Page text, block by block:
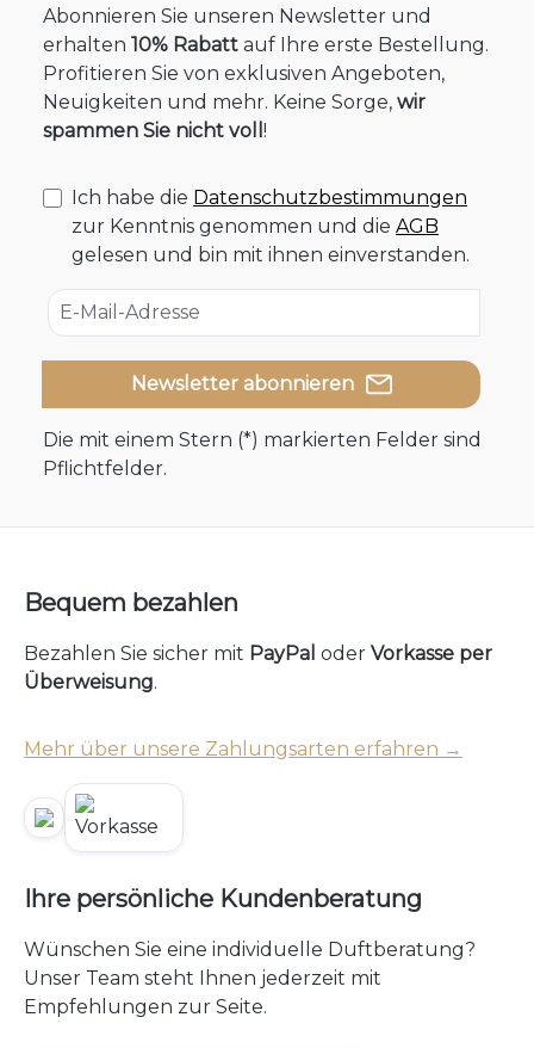
Abonnieren Sie unseren Newsletter und
erhalten 10% Rabatt auf Ihre erste Bestellung.
Profitieren Sie von exklusiven Angeboten,
Neuigkeiten und mehr. Keine Sorge, wir
spammen Sie nicht voll !
Ich habe die Datenschutzbestimmungen
zur Kenntnis genommen und die AGB
gelesen und bin mit ihnen einverstanden.
Newsletter abonnieren
Die mit einem Stern (*) markierten Felder sind
Pflichtfelder.
Bequem bezahlen
Bezahlen Sie sicher mit PayPal oder Vorkasse per
Überweisung.
Mehr über unsere Zahlungsarten erfahren →
Ihre persönliche Kundenberatung
Wünschen Sie eine individuelle Duftberatung?
Unser Team steht Ihnen jederzeit mit
Empfehlungen zur Seite.